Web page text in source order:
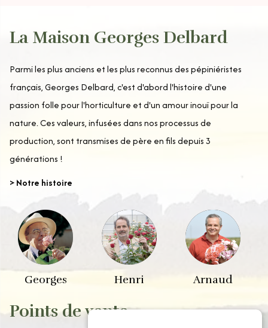
La Maison Georges Delbard
Parmi les plus anciens et les plus reconnus des pépiniéristes
français, Georges Delbard, c'est d'abord l'histoire d'une
passion folle pour l'horticulture et d'un amour inouï pour la
nature. Ces valeurs, infusées dans nos processus de
production, sont transmises de père en fils depuis 3
générations !
> Notre histoire
Georges Henri Arnaud
Points de vente